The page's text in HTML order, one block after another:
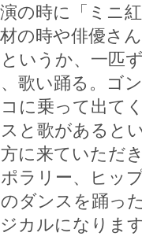
の時に「ミニ
の時や俳優さ
いうか、一匹
歌い踊る。ゴ
に乗って出て
と歌があると
に来ていただ
ラリー、ヒッ
ダンスを踊っ
カルになりま